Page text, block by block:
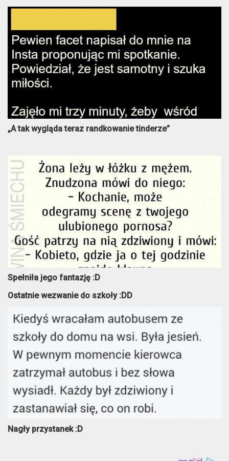
„A tak wygląda teraz randkowanie tinderze”
Spełniła jego fantazję :D
Ostatnie wezwanie do szkoły :DD
Nagły przystanek :D